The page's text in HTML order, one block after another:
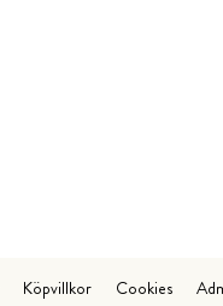
Köpvillkor Cookies